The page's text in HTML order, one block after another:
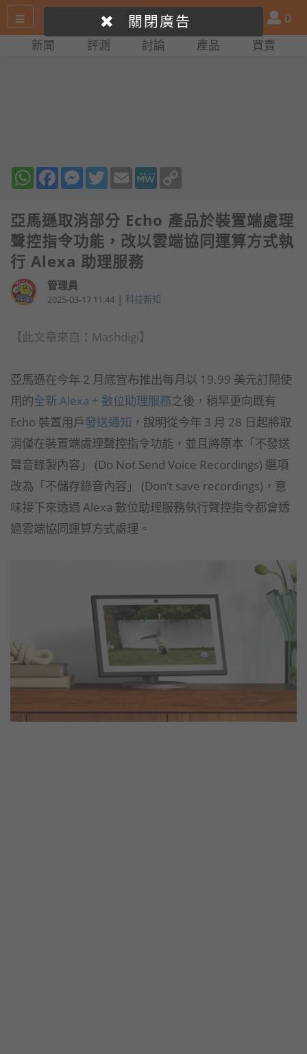
尋
產
品
比
會
員
0
新聞 評測 討論 產品 買賣
WhatsAppFacebookMessenger
TwitterEmail MeWe
亞馬遜取消部分 Echo 產品於裝置端處理
聲控指令功能，改以雲端協同運算方式執
行 Alexa 助理服務
管理員
2025-03-17 11:44 | 科技新知
【此文章來自：Mashdigi】
亞馬遜在今年 2 月底宣布推出每月以 19.99 美元訂閱使
用的全新 Alexa + 數位助理服務之後，稍早更向既有
Echo 裝置用戶發送通知 ，說明從今年 3 月 28 日起將取
消僅在裝置端處理聲控指令功能，並且將原本「不發送
聲音錄製內容」 (Do Not Send Voice Recordings) 選項
改為「不儲存錄音內容」 (Don’t save recordings)，意
味接下來透過 Alexa 數位助理服務執行聲控指令都會透
過雲端協同運算方式處理。
關閉廣告